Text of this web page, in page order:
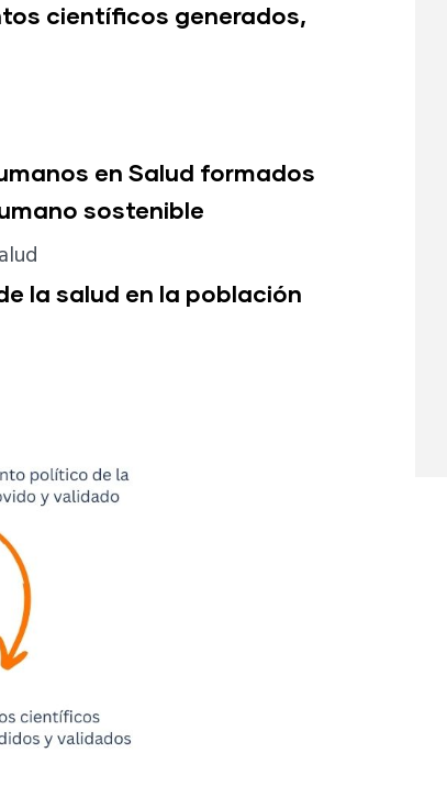
científicos generados,
en Salud formados
sostenible
la salud en la población